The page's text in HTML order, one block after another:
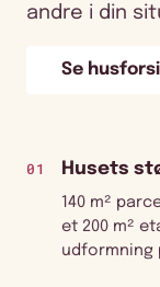
andre i din
Se
01 Husets
140 m²
et 200 m²
udformning